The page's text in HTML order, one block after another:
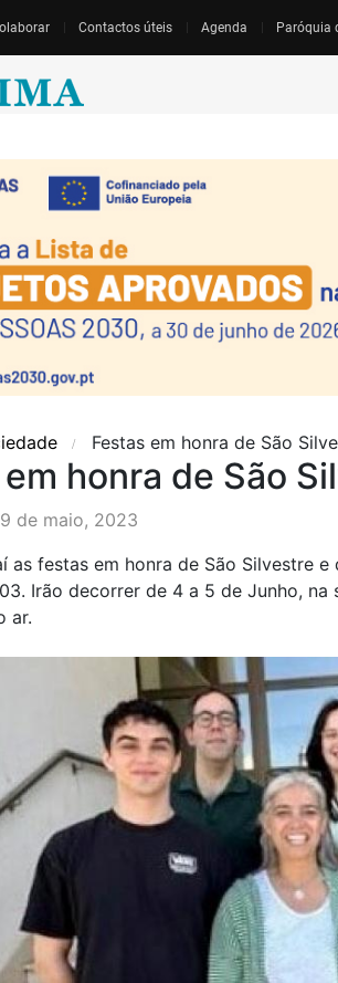
Contactos úteis Agenda Paróquia
Festas em honra de São
honra de São
de maio, 2023
as festas em honra de São Silvestre
Irão decorrer de 4 a 5 de Junho,
ar.